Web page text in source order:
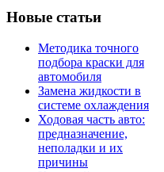
Новые статьи
Методика точного
подбора краски для
автомобиля
Замена жидкости в
системе охлаждения
Ходовая часть авто:
предназначение,
неполадки и их
причины